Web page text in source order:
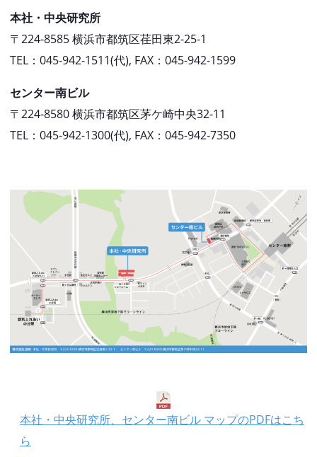
本社・中央研究所
〒224-8585 横浜市都筑区荏田東2-25-1
TEL：045-942-1511(代), FAX：045-942-1599
センター南ビル
〒224-8580 横浜市都筑区茅ケ崎中央32-11
TEL：045-942-1300(代), FAX：045-942-7350
本社・中央研究所、センター南ビル マップのPDFはこち
ら